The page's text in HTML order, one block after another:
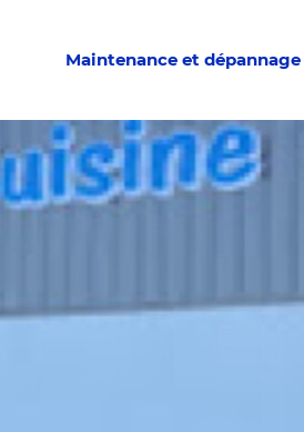
Maintenance et dépannage